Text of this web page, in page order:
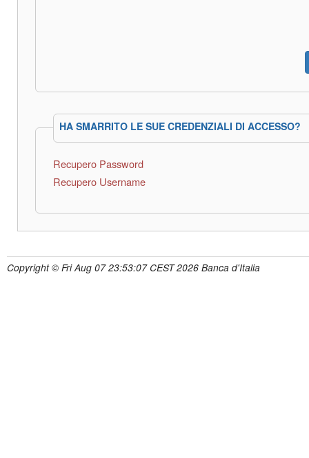
HA SMARRITO LE SUE CREDENZIALI DI ACCESSO?
Recupero Password
Recupero Username
Copyright © Fri Aug 07 23:53:07 CEST 2026 Banca d'Italia